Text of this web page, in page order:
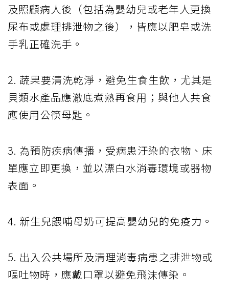
及照顧病人後（包括為嬰幼兒或老年人更換
尿布或處理排泄物之後），皆應以肥皂或洗
手乳正確洗手。
2. 蔬果要清洗乾淨，避免生食生飲，尤其是
貝類水產品應澈底煮熟再食用；與他人共食
應使用公筷母匙。
3. 為預防疾病傳播，受病患汙染的衣物、床
單應立即更換，並以漂白水消毒環境或器物
表面。
4. 新生兒餵哺母奶可提高嬰幼兒的免疫力。
5. 出入公共場所及清理消毒病患之排泄物或
嘔吐物時，應戴口罩以避免飛沫傳染。